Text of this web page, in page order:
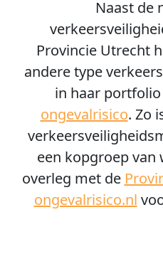
Naast de
Provincie Utrecht
andere type
in haar
ongevalrisico. Zo
een kopgroep van
overleg met de
ongevalrisico.nl